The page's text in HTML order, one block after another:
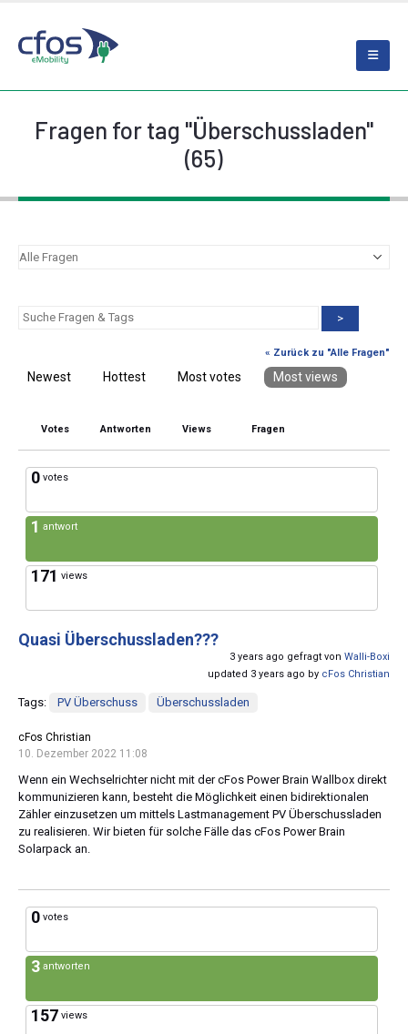
Fragen for tag "Überschussladen"
(65)
>
« Zurück zu "Alle Fragen"
Newest Hottest Most votes Most views
Votes Antworten Views Fragen
0 votes
1 antwort
171 views
Quasi Überschussladen???
3 years ago gefragt von Walli-Boxi
updated 3 years ago by cFos Christian
Tags: PV Überschuss Überschussladen
cFos Christian
10. Dezember 2022 11:08
Wenn ein Wechselrichter nicht mit der cFos Power Brain Wallbox direkt
kommunizieren kann, besteht die Möglichkeit einen bidirektionalen
Zähler einzusetzen um mittels Lastmanagement PV Überschussladen
zu realisieren. Wir bieten für solche Fälle das cFos Power Brain
Solarpack an.
0 votes
3 antworten
157 views